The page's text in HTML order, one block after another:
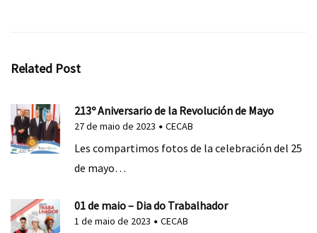
Related Post
213º Aniversario de la Revolución de Mayo
27 de maio de 2023 CECAB
Les compartimos fotos de la celebración del 25
de mayo…
01 de maio – Dia do Trabalhador
1 de maio de 2023 CECAB